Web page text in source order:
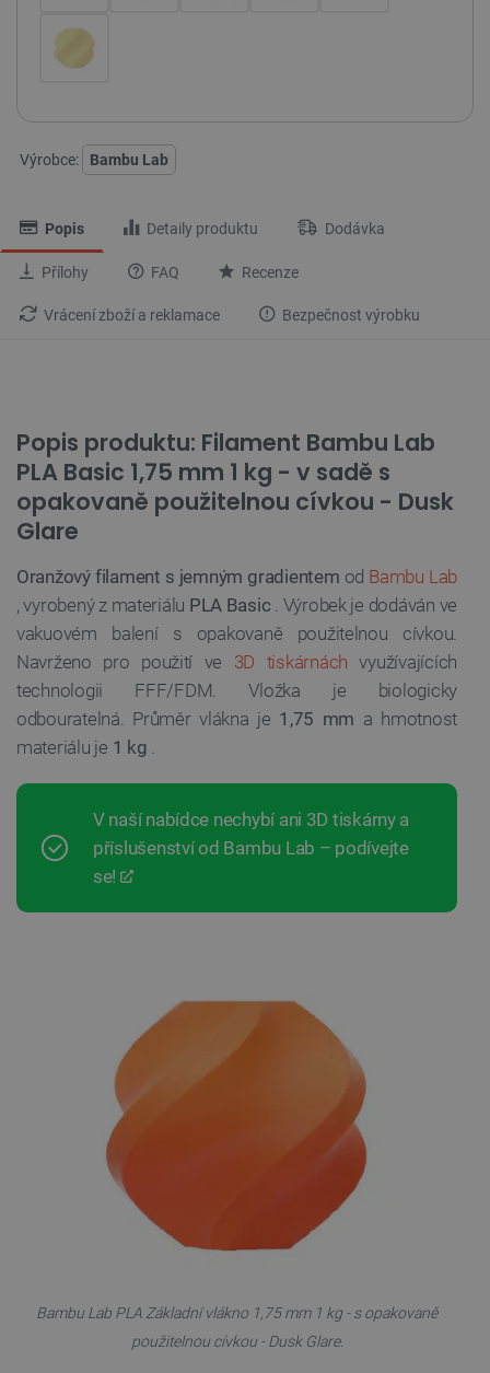
Výrobce: Bambu Lab
Popis Detaily produktu Dodávka
Přílohy FAQ Recenze
Vrácení zboží a reklamace Bezpečnost výrobku
Popis produktu: Filament Bambu Lab
PLA Basic 1,75 mm 1 kg - v sadě s
opakovaně použitelnou cívkou - Dusk
Glare
Oranžový filament s jemným gradientem od Bambu Lab
, vyrobený z materiálu PLA Basic . Výrobek je dodáván ve
vakuovém balení s opakovaně použitelnou cívkou.
Navrženo pro použití ve 3D tiskárnách využívajících
technologii FFF/FDM. Vložka je biologicky
odbouratelná. Průměr vlákna je 1,75 mm a hmotnost
materiálu je 1 kg
V naší nabídce nechybí ani 3D tiskárny a
příslušenství od Bambu Lab – podívejte
se!
Bambu Lab PLA Základní vlákno 1,75 mm 1 kg - s opakovaně
použitelnou cívkou - Dusk Glare.